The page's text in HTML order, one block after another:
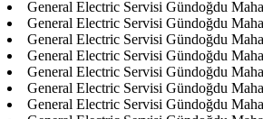
General Electric Servisi Gündoğdu
General Electric Servisi Gündoğdu
General Electric Servisi Gündoğdu
General Electric Servisi Gündoğdu
General Electric Servisi Gündoğdu
General Electric Servisi Gündoğdu
General Electric Servisi Gündoğdu